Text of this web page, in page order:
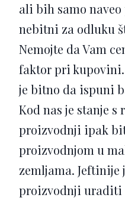
ali bih samo
nebitni za odluku
Nemojte da Vam
faktor pri
je bitno da ispuni
Kod nas je stanje s
proizvodnji ipak
proizvodnjom u
zemljama. Jeftinije
proizvodnji uraditi